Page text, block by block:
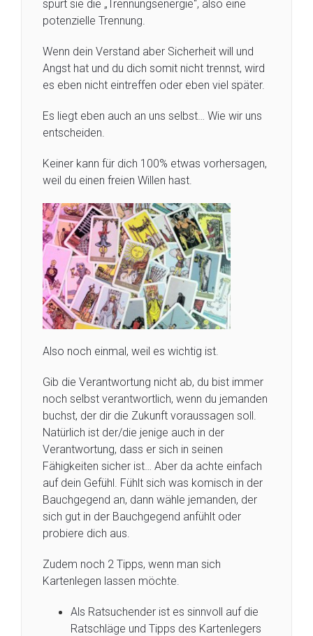
spürt sie die „Trennungsenergie“, also eine
potenzielle Trennung.
Wenn dein Verstand aber Sicherheit will und
Angst hat und du dich somit nicht trennst, wird
es eben nicht eintreffen oder eben viel später.
Es liegt eben auch an uns selbst… Wie wir uns
entscheiden.
Keiner kann für dich 100% etwas vorhersagen,
weil du einen freien Willen hast.
Also noch einmal, weil es wichtig ist.
Gib die Verantwortung nicht ab, du bist immer
noch selbst verantwortlich, wenn du jemanden
buchst, der dir die Zukunft voraussagen soll.
Natürlich ist der/die jenige auch in der
Verantwortung, dass er sich in seinen
Fähigkeiten sicher ist… Aber da achte einfach
auf dein Gefühl. Fühlt sich was komisch in der
Bauchgegend an, dann wähle jemanden, der
sich gut in der Bauchgegend anfühlt oder
probiere dich aus.
Zudem noch 2 Tipps, wenn man sich
Kartenlegen lassen möchte.
Als Ratsuchender ist es sinnvoll auf die
Ratschläge und Tipps des Kartenlegers